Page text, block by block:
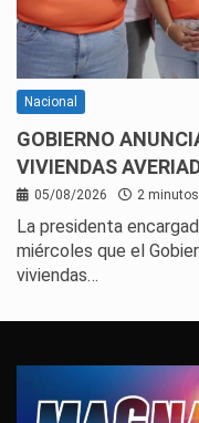
Nacional
GOBIERNO
VIVIENDAS
05/08/2026 2
La presidenta
miércoles que el
viviendas…